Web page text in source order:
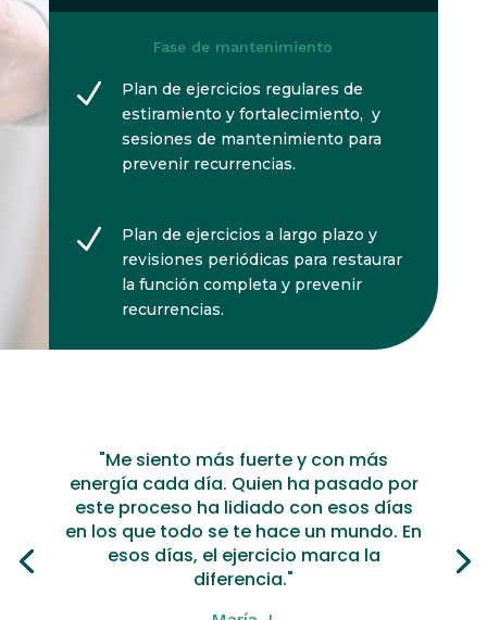
Fase de mantenimiento
N
Plan de ejercicios regulares de
estiramiento y fortalecimiento, y
sesiones de mantenimiento para
prevenir recurrencias.
N
Plan de ejercicios a largo plazo y
revisiones periódicas para restaurar
la función completa y prevenir
recurrencias.
"Me siento más fuerte y con más
energía cada día. Quien ha pasado por
este proceso ha lidiado con esos días
en los que todo se te hace un mundo. En
esos días, el ejercicio marca la
diferencia."